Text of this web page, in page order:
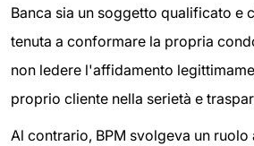
Banca sia un soggetto qualificato e
tenuta a conformare la propria
non ledere l'affidamento
proprio cliente nella serietà e
Al contrario, BPM svolgeva un ruolo